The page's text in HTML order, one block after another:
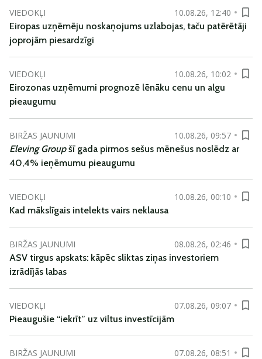
VIEDOKĻI
10.08.26, 12:40
Eiropas uzņēmēju noskaņojums uzlabojas, taču patērētāji
joprojām piesardzīgi
VIEDOKĻI
10.08.26, 10:02
Eirozonas uzņēmumi prognozē lēnāku cenu un algu
pieaugumu
BIRŽAS JAUNUMI
10.08.26, 09:57
Eleving Groupšī gada pirmos sešus mēnešus noslēdz ar
40,4% ieņēmumu pieaugumu
VIEDOKĻI
10.08.26, 00:10
Kad mākslīgais intelekts vairs neklausa
BIRŽAS JAUNUMI
08.08.26, 02:46
ASV tirgus apskats: kāpēc sliktas ziņas investoriem
izrādījās labas
VIEDOKĻI
07.08.26, 09:07
Pieaugušie “iekrīt” uz viltus investīcijām
BIRŽAS JAUNUMI
07.08.26, 08:51